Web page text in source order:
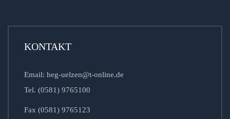
KONTAKT
Email: heg-uelzen@t-online.de
Tel. (0581) 9765100
Fax (0581) 9765123